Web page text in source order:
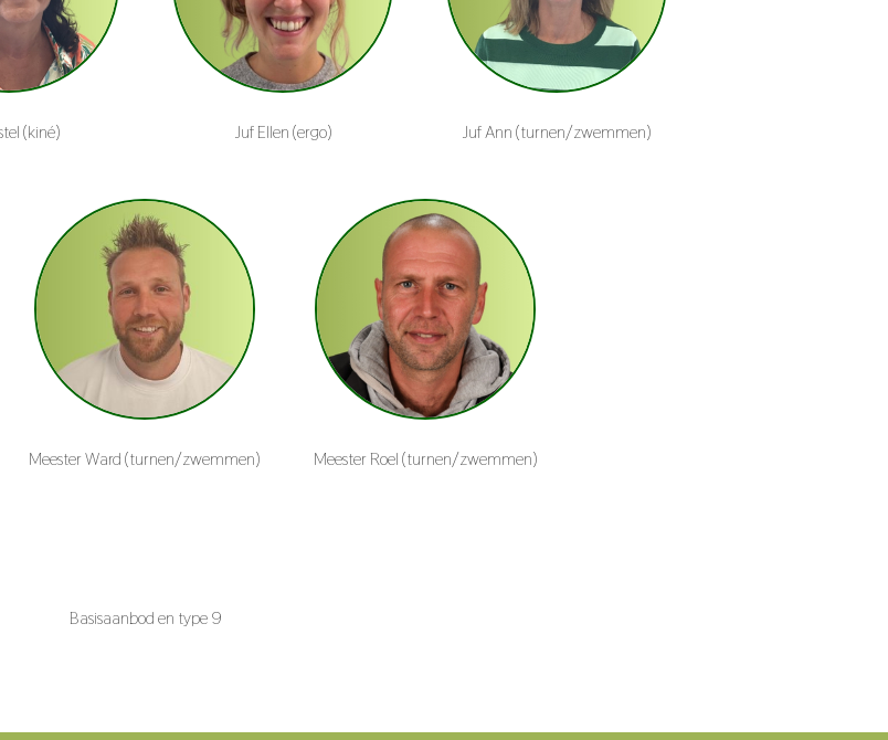
(kiné) Juf Ellen (ergo) Juf Ann (turnen/zwemmen)
Meester Ward (turnen/zwemmen) Meester Roel (turnen/zwemmen)
Basisaanbod en type 9